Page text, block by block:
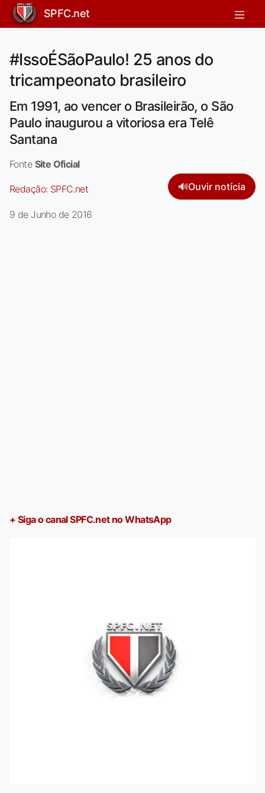
SPFC.net
#IssoÉSãoPaulo! 25 anos do
tricampeonato brasileiro
Em 1991, ao vencer o Brasileirão, o São
Paulo inaugurou a vitoriosa era Telê
Santana
Fonte Site Oficial
Redação: SPFC.net 🔊Ouvir notícia
9 de Junho de 2016
+ Siga o canal SPFC.net no WhatsApp